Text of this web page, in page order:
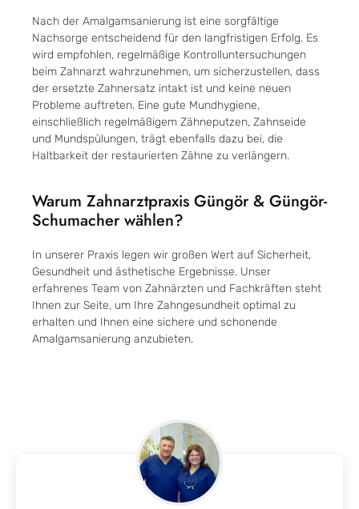
Nach der Amalgamsanierung ist eine sorgfältige
Nachsorge entscheidend für den langfristigen Erfolg. Es
wird empfohlen, regelmäßige Kontrolluntersuchungen
beim Zahnarzt wahrzunehmen, um sicherzustellen, dass
der ersetzte Zahnersatz intakt ist und keine neuen
Probleme auftreten. Eine gute Mundhygiene,
einschließlich regelmäßigem Zähneputzen, Zahnseide
und Mundspülungen, trägt ebenfalls dazu bei, die
Haltbarkeit der restaurierten Zähne zu verlängern.
Warum Zahnarztpraxis Güngör & Güngör-
Schumacher wählen?
In unserer Praxis legen wir großen Wert auf Sicherheit,
Gesundheit und ästhetische Ergebnisse. Unser
erfahrenes Team von Zahnärzten und Fachkräften steht
Ihnen zur Seite, um Ihre Zahngesundheit optimal zu
erhalten und Ihnen eine sichere und schonende
Amalgamsanierung anzubieten.